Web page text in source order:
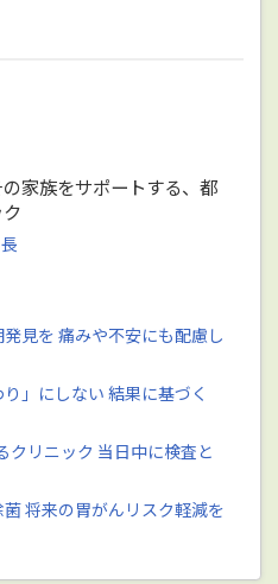
家族をサポートする、都
見を 痛みや不安にも配慮し
」にしない 結果に基づく
クリニック 当日中に検査と
将来の胃がんリスク軽減を